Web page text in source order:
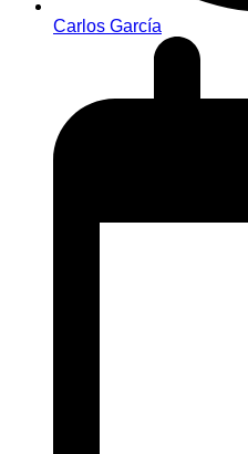
Carlos García